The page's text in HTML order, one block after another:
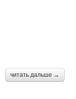
читать дальше →